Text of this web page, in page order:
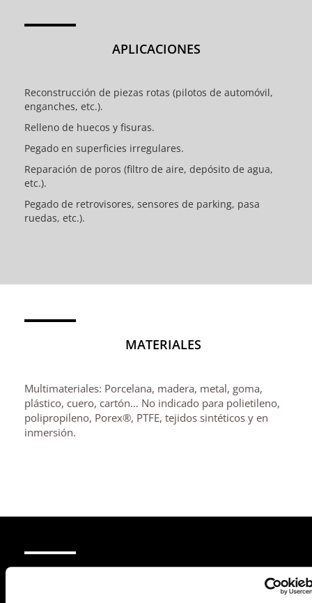
APLICACIONES
Reconstrucción de piezas rotas (pilotos de automóvil,
enganches, etc.).
Relleno de huecos y fisuras.
Pegado en superficies irregulares.
Reparación de poros (filtro de aire, depósito de agua,
etc.).
Pegado de retrovisores, sensores de parking, pasa
ruedas, etc.).
MATERIALES
Multimateriales: Porcelana, madera, metal, goma,
plástico, cuero, cartón… No indicado para polietileno,
polipropileno, Porex®, PTFE, tejidos sintéticos y en
inmersión.